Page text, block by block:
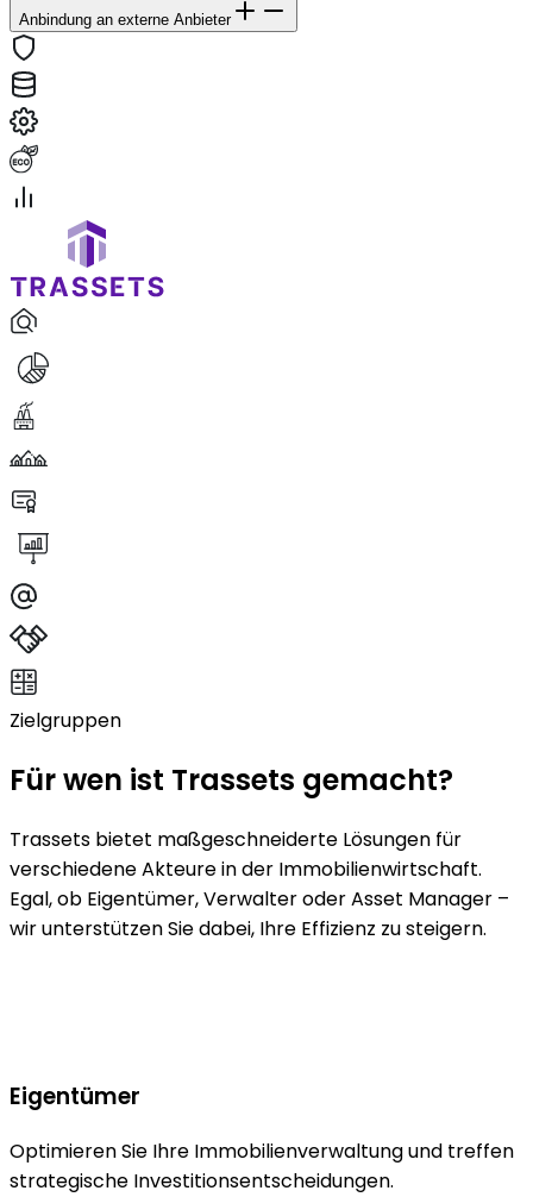
Anbindung an externe Anbieter
Zielgruppen
Für wen ist Trassets gemacht?
Trassets bietet maßgeschneiderte Lösungen für
verschiedene Akteure in der Immobilienwirtschaft.
Egal, ob Eigentümer, Verwalter oder Asset Manager –
wir unterstützen Sie dabei, Ihre Effizienz zu steigern.
Eigentümer
Optimieren Sie Ihre Immobilienverwaltung und treffen
strategische Investitionsentscheidungen.